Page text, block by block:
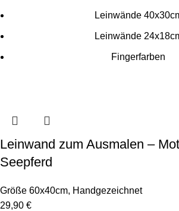
Leinwände
Leinwände
Fingerfarben
Leinwand zum Ausmalen –
Seepferd
Größe 60x40cm, Handgezeichnet
29,90 €